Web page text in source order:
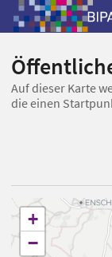
Auf dieser Karte
die einen
+
−